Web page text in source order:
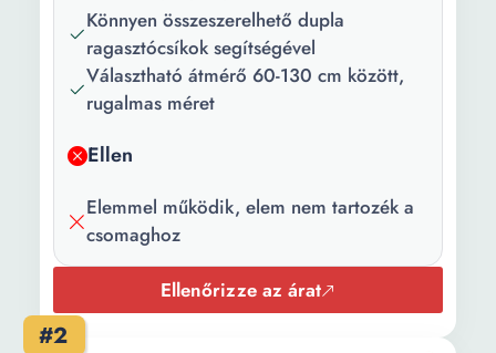
Könnyen összeszerelhető dupla
ragasztócsíkok segítségével
Választható átmérő 60-130 cm között,
rugalmas méret
Ellen
Elemmel működik, elem nem tartozék a
csomaghoz
Ellenőrizze az árat
#2